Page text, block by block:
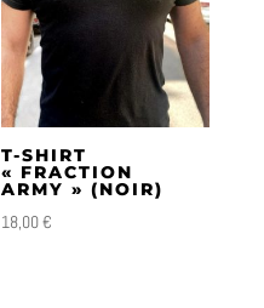
T-SHIRT
« FRACTION
ARMY » (NOIR)
18,00€